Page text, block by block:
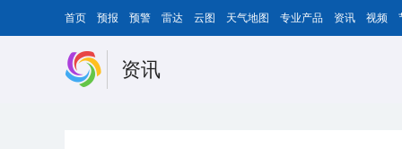
首页 预报 预警 雷达 云图 天气地图 专业产品 资讯 视频
资讯